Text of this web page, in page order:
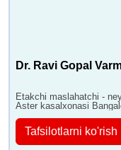
Dr. Ravi Gopal
Etakchi maslahatchi -
Aster kasalxonasi
Tafsilotlarni ko'rish